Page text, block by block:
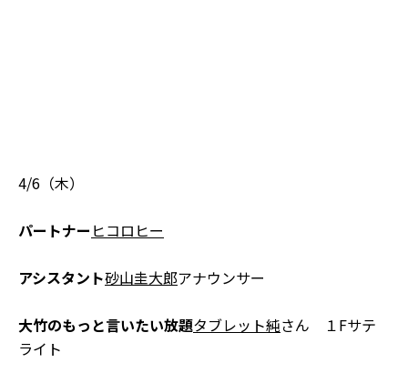
4/6（木）
パートナー ヒコロヒー
アシスタント砂山圭大郎アナウンサー
大竹のもっと言いたい放題タブレット純さん １Fサテ
ライト